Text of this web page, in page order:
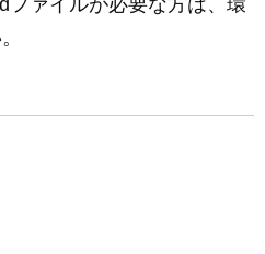
ァイルが必要な方は、環